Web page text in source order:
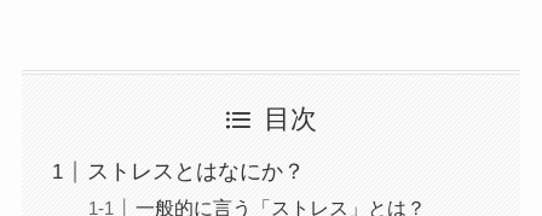
目次
ストレスとはなにか？
一般的に言う「ストレス」とは？